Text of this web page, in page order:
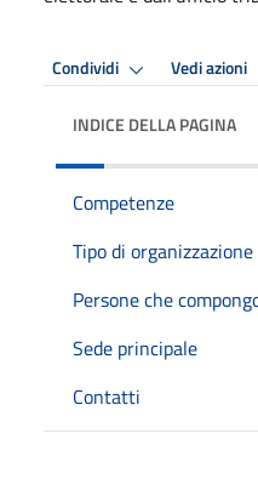
Condividi Vedi azioni
INDICE DELLA PAGINA
Competenze
Tipo di organizzazione
Persone che
Sede principale
Contatti